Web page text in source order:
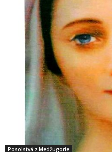
Posolstvá z Medžugorie